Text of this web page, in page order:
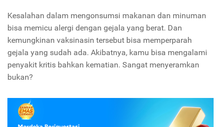
Kesalahan dalam mengonsumsi makanan dan minuman
bisa memicu alergi dengan gejala yang berat. Dan
kemungkinan vaksinasin tersebut bisa memperparah
gejala yang sudah ada. Akibatnya, kamu bisa mengalami
penyakit kritis bahkan kematian. Sangat menyeramkan
bukan?